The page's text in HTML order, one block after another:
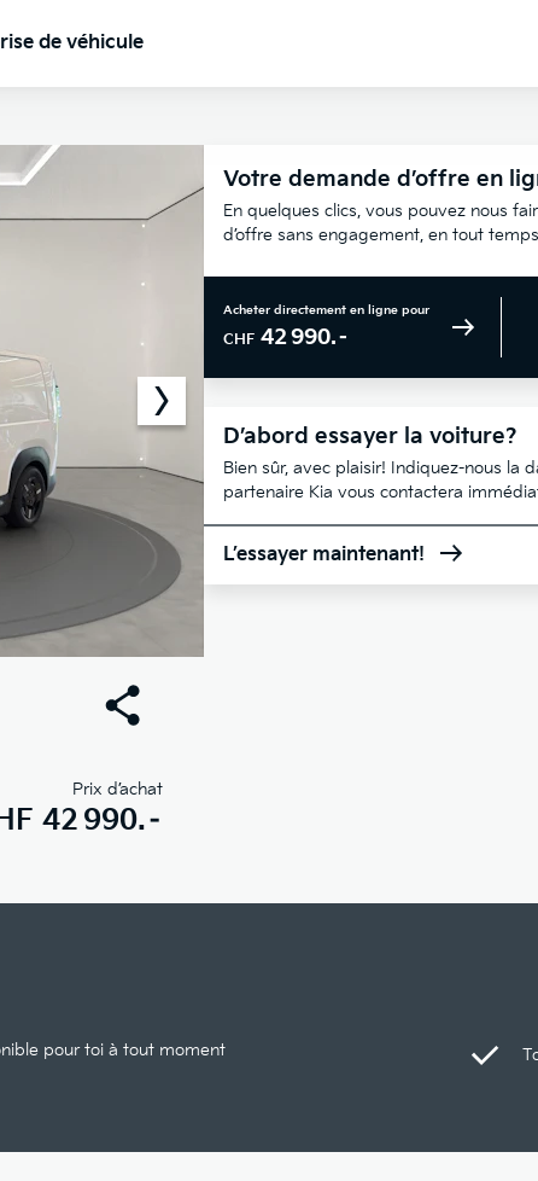
de véhicule
Prix d’achat
42 990.–
Votre demande d’offre en
En quelques clics, vous pouvez nous
d’offre sans engagement, en tout
Acheter directement en ligne pour
CHF 42 990.–
D’abord essayer la voiture?
Bien sûr, avec plaisir! Indiquez-nous la
partenaire Kia vous contactera
L’essayer maintenant!
pour toi à tout moment